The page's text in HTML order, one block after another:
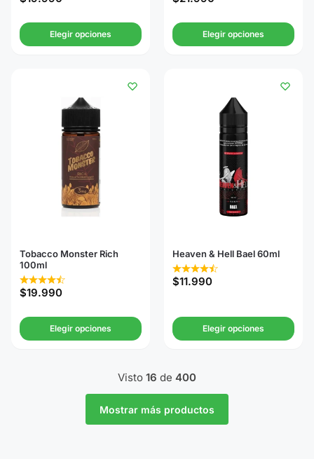
Elegir opciones Elegir opciones
Tobacco Monster Rich
100ml
$19.990
Elegir opciones
Heaven & Hell Bael 60ml
$11.990
Elegir opciones
Visto 16 de 400
Mostrar más productos